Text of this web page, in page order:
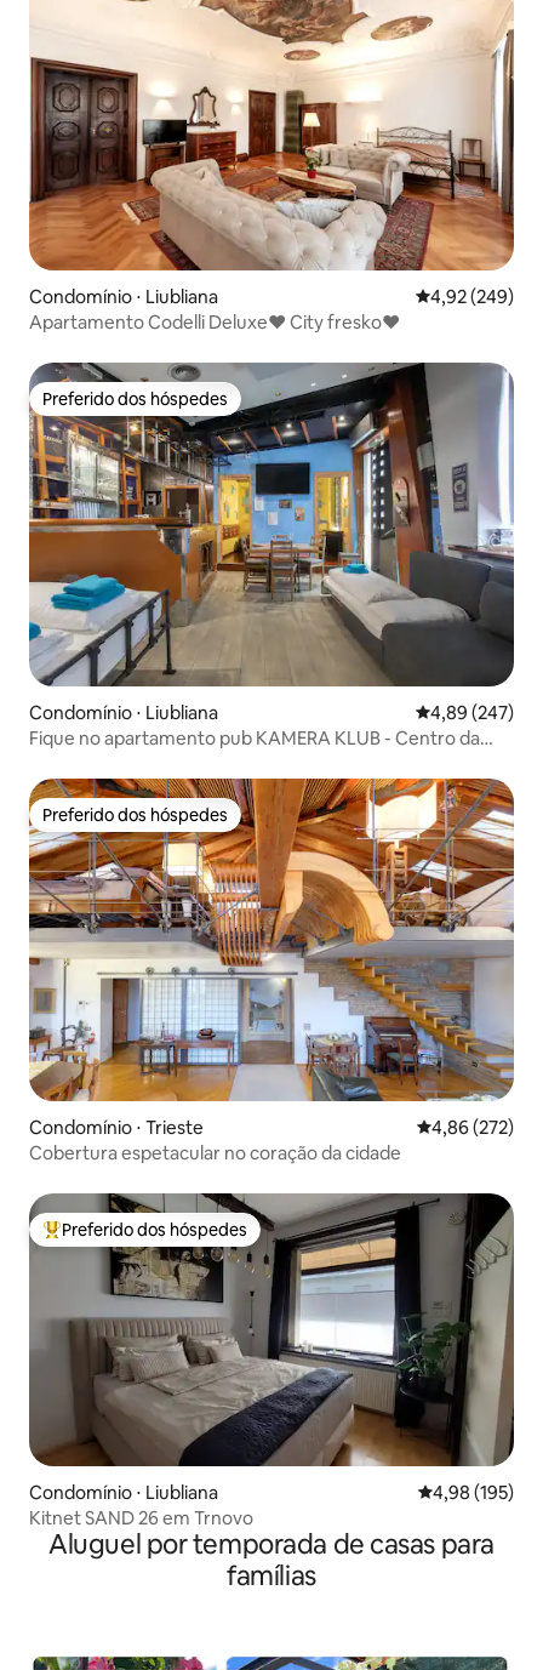
Condomínio ⋅ Liubliana 4,92 de uma
4,92 (249)
Apartamento Codelli Deluxe♥ City fresko♥
Preferido dos hóspedes
Preferido dos hóspedes
Condomínio ⋅ Liubliana 4,89 de uma
4,89 (247)
Fique no apartamento pub KAMERA KLUB - Centro da
Preferido dos hóspedes
Preferido dos hóspedes
Condomínio ⋅ Trieste 4,86 de uma
4,86 (272)
Cobertura espetacular no coração da cidade
Entre os melhores preferidos dos hóspedes
Preferido dos hóspedes
Condomínio ⋅ Liubliana 4,98 de uma
4,98 (195)
Kitnet SAND 26 em Trnovo
Aluguel por temporada de casas para
famílias